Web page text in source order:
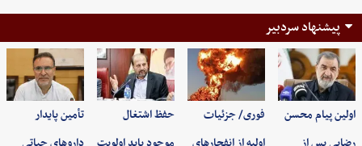
پیشنهاد سردبیر
اولین پیام محسن
فوری/ جزئیات
حفظ اشتغال
تأمین پایدار